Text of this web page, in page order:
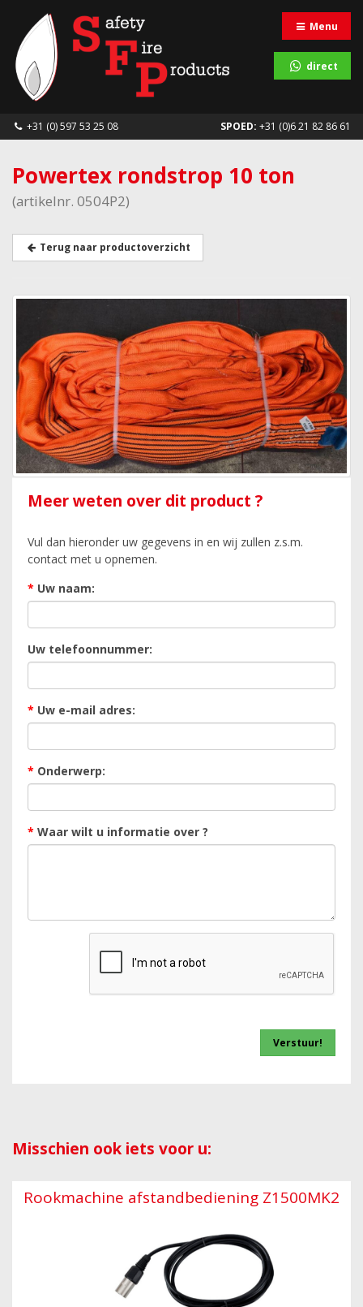
Menu
direct
+31 (0) 597 53 25 08 SPOED: +31 (0)6 21 82 86 61
Powertex rondstrop 10 ton
(artikelnr. 0504P2)
Terug naar productoverzicht
Meer weten over dit product ?
Vul dan hieronder uw gegevens in en wij zullen z.s.m.
contact met u opnemen.
* Uw naam:
Uw telefoonnummer:
* Uw e-mail adres:
* Onderwerp:
* Waar wilt u informatie over ?
Misschien ook iets voor u:
Rookmachine afstandbediening Z1500MK2